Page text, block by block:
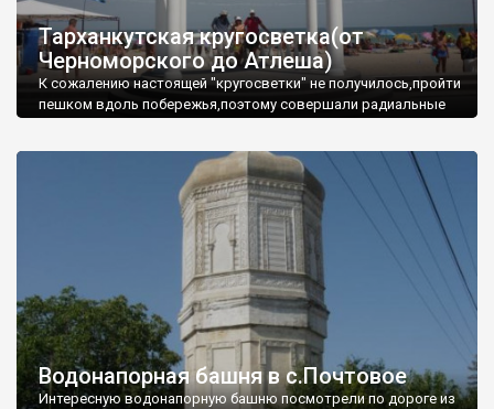
Тарханкутская кругосветка(от
Черноморского до Атлеша)
К сожалению настоящей "кругосветки" не получилось,пройти
пешком вдоль побережья,поэтому совершали радиальные
Водонапорная башня в с.Почтовое
Интересную водонапорную башню посмотрели по дороге из